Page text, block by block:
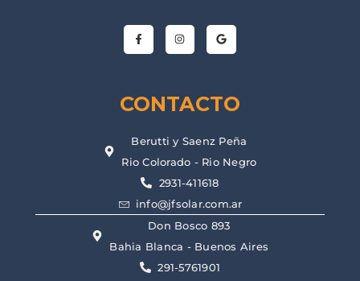
CONTACTO
Berutti y Saenz Peña
Rio Colorado - Rio Negro
2931-411618
info@jfsolar.com.ar
Don Bosco 893
Bahia Blanca - Buenos Aires
291-5761901